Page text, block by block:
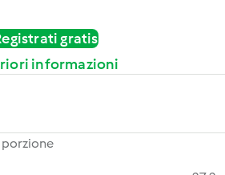
gratis
informazioni
porzione